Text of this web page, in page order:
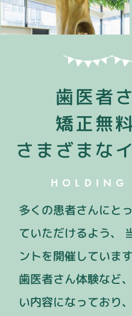
歯医者
矯正無
さまざまな
HOLDING
多くの患者さんにと
ていただけるよう、
ントを開催しています
歯医者さん体験など
い内容になっており、